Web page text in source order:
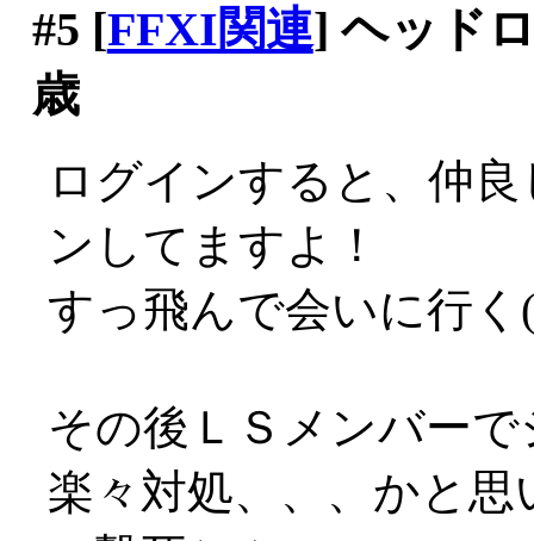
#5 [FFXI関連] ヘッド
歳
ログインすると、仲
ンしてますよ！
すっ飛んで会いに行
その後ＬＳメンバー
楽々対処、、、かと